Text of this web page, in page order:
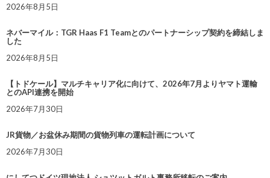
2026年8月5日
ネバーマイル：TGR Haas F1 Teamとのパートナーシップ契約を締結しま
した
2026年8月5日
【トドケール】マルチキャリア化に向けて、2026年7月よりヤマト運輸
とのAPI連携を開始
2026年7月30日
JR貨物／お盆休み期間の貨物列車の運転計画について
2026年7月30日